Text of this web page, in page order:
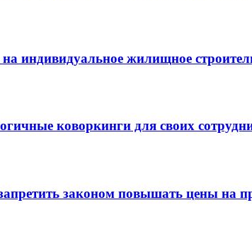
индивидуальное жилищное
коворкинги для своих
законом повышать цены на